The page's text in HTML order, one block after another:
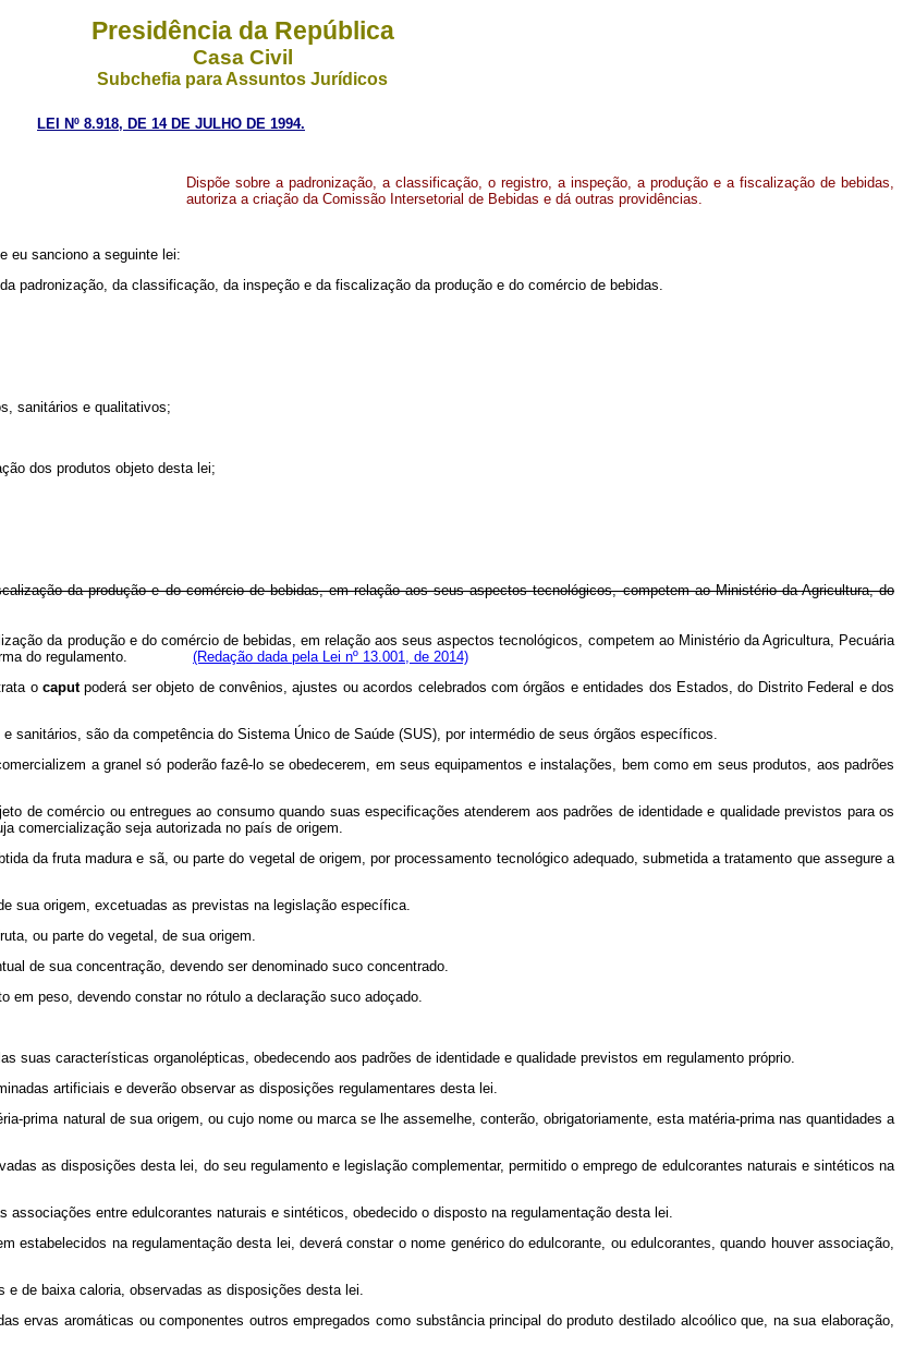
Presidência da República
Casa Civil
Subchefia para Assuntos Jurídicos
LEI Nº 8.918, DE 14 DE JULHO DE 1994.
Dispõe sobre a padronização, a classificação, o registro, a inspeção, a produção e a fiscalização de bebidas,
autoriza a criação da Comissão Intersetorial de Bebidas e dá outras providências.
eu sanciono a seguinte lei:
padronização, da classificação, da inspeção e da fiscalização da produção e do comércio de bebidas.
sanitários e qualitativos;
dos produtos objeto desta lei;
da produção e do comércio de bebidas, em relação aos seus aspectos tecnológicos, competem ao Ministério da Agricultura, do
da produção e do comércio de bebidas, em relação aos seus aspectos tecnológicos, competem ao Ministério da Agricultura, Pecuária
na forma do regulamento. (Redação dada pela Lei nº 13.001, de 2014)
o caputpoderá ser objeto de convênios, ajustes ou acordos celebrados com órgãos e entidades dos Estados, do Distrito Federal e dos
sanitários, são da competência do Sistema Único de Saúde (SUS), por intermédio de seus órgãos específicos.
a granel só poderão fazê-lo se obedecerem, em seus equipamentos e instalações, bem como em seus produtos, aos padrões
de comércio ou entregues ao consumo quando suas especificações atenderem aos padrões de identidade e qualidade previstos para os
comercialização seja autorizada no país de origem.
da fruta madura e sã, ou parte do vegetal de origem, por processamento tecnológico adequado, submetida a tratamento que assegure a
origem, excetuadas as previstas na legislação específica.
ou parte do vegetal, de sua origem.
de sua concentração, devendo ser denominado suco concentrado.
peso, devendo constar no rótulo a declaração suco adoçado.
suas características organolépticas, obedecendo aos padrões de identidade e qualidade previstos em regulamento próprio.
artificiais e deverão observar as disposições regulamentares desta lei.
natural de sua origem, ou cujo nome ou marca se lhe assemelhe, conterão, obrigatoriamente, esta matéria-prima nas quantidades a
as disposições desta lei, do seu regulamento e legislação complementar, permitido o emprego de edulcorantes naturais e sintéticos na
entre edulcorantes naturais e sintéticos, obedecido o disposto na regulamentação desta lei.
na regulamentação desta lei, deverá constar o nome genérico do edulcorante, ou edulcorantes, quando houver associação,
de baixa caloria, observadas as disposições desta lei.
ervas aromáticas ou componentes outros empregados como substância principal do produto destilado alcoólico que, na sua elaboração,